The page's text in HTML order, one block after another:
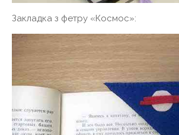
Закладка з фетру «Космос»: